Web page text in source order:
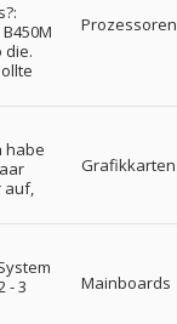
die.
Prozessoren
habe
auf,
Grafikkarten
- 3
Mainboards